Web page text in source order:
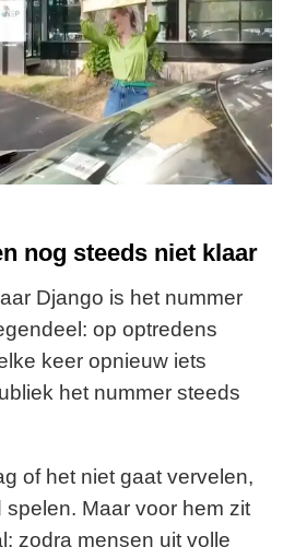
nog steeds niet klaar
Django is het nummer
op optredens
keer opnieuw iets
het nummer steeds
of het niet gaat vervelen,
Maar voor hem zit
zodra mensen uit volle